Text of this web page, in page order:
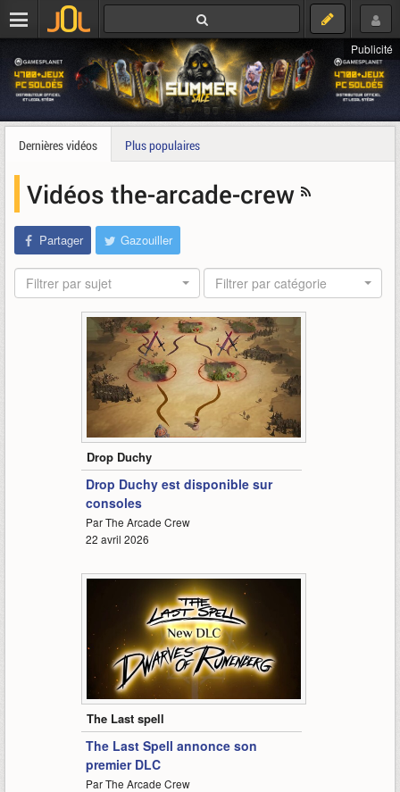
Publicité
Dernières vidéos Plus populaires
Vidéos the-arcade-crew
Partager Gazouiller
Filtrer par sujet Filtrer par catégorie
1:12
Drop Duchy
Drop Duchy est disponible sur
consoles
Par The Arcade Crew
22 avril 2026
The Last spell
The Last Spell annonce son
premier DLC
Par The Arcade Crew